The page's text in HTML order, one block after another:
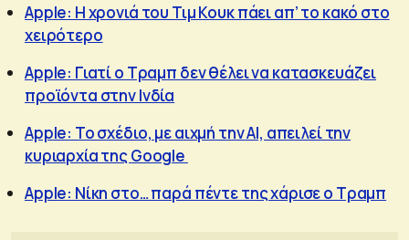
Apple: Η χρονιά του Τιμ Κουκ πάει απ’ το κακό στο
χειρότερο
Apple: Γιατί ο Τραμπ δεν θέλει να κατασκευάζει
προϊόντα στην Ινδία
Apple: Το σχέδιο, με αιχμή την ΑΙ, απειλεί την
κυριαρχία της Google
Apple: Νίκη στο… παρά πέντε της χάρισε ο Τραμπ